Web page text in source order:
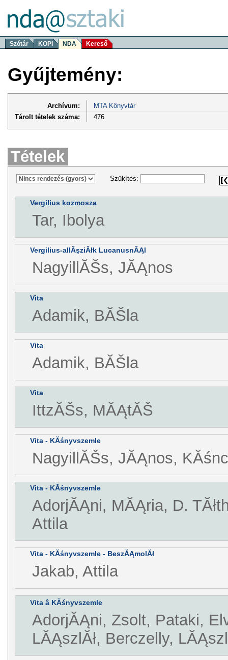
Szótár KOPI NDA Kereső
Gyűjtemény:
Archívum:
MTA Könyvtár
Tárolt tételek száma:
476
Tételek
Szűkítés:
Vergilius kozmosza
Tar, Ibolya
Vergilius-allĂşziĂłk LucanusnĂĄl
NagyillĂŠs, JĂĄnos
Vita
Adamik, BĂŠla
Vita
Adamik, BĂŠla
Vita
IttzĂŠs, MĂĄtĂŠ
Vita - KĂśnyvszemle
NagyillĂŠs, JĂĄnos,
Vita - KĂśnyvszemle
AdorjĂĄni, MĂĄria, D.
Attila
Vita - KĂśnyvszemle - BeszĂĄmolĂł
Jakab, Attila
Vita â KĂśnyvszemle
AdorjĂĄni, Zsolt, Pataki,
LĂĄszlĂł, Berczelly,